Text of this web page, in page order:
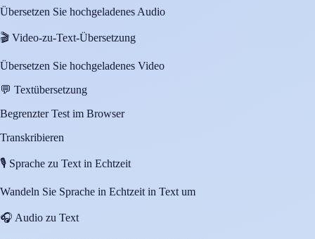
Übersetzen Sie hochgeladenes Audio
🎬 Video-zu-Text-Übersetzung
Übersetzen Sie hochgeladenes Video
💬 Textübersetzung
Begrenzter Test im Browser
Transkribieren
🎙️ Sprache zu Text in Echtzeit
Wandeln Sie Sprache in Echtzeit in Text um
🎧 Audio zu Text